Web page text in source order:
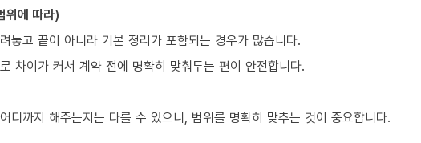
위에 따라)
놓고 끝이 아니라 기본 정리가 포함되는 경우가 많습니다.
차이가 커서 계약 전에 명확히 맞춰두는 편이 안전합니다.
디까지 해주는지는 다를 수 있으니, 범위를 명확히 맞추는 것이 중요합니다.